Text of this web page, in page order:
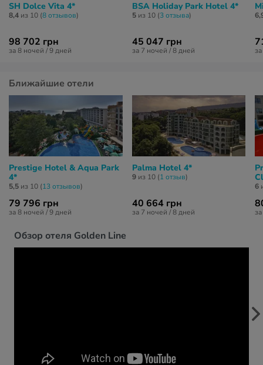
Обзор отеля Golden Line
SH Dolce Vita 4*
8,4 из 10 (8 отзывов)
98 702 грн
за 8 ночей / 9 дней
BSA Holiday Park Hotel 4*
5из 10 (3 отзывa)
45 047 грн
за 7 ночей / 8 дней
Ближайшие отели
Prestige Hotel & Aqua Park
4*
5,5 из 10 (13 отзывов)
79 796 грн
за 8 ночей / 9 дней
Palma Hotel 4*
9из 10 (1 отзыв)
40 664 грн
за 7 ночей / 8 дней
6